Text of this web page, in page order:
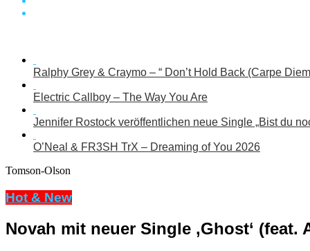
Ralphy Grey & Craymo – “ Don’t Hold Back (Carpe
Electric Callboy – The Way You Are
Jennifer Rostock veröffentlichen neue Single „Bist du
O’Neal & FR3SH TrX – Dreaming of You 2026
Tomson-Olson
Hot & New
Novah mit neuer Single ‚Ghost‘ (feat.